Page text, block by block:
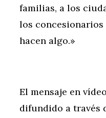
familias, a los
los concesionarios
hacen algo.»
El mensaje en
difundido a través